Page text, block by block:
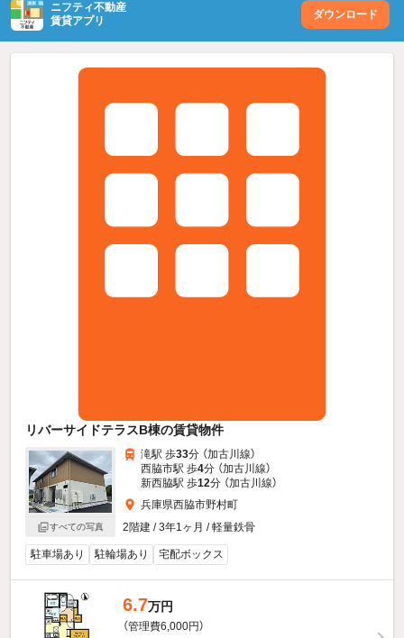
ニフティ不動産
賃貸アプリ
ダウンロード
リバーサイドテラスB棟の賃貸物件
すべての写真
滝駅 歩33分 （加古川線）
西脇市駅 歩4分 （加古川線）
新西脇駅 歩12分 （加古川線）
兵庫県西脇市野村町
2階建 / 3年1ヶ月 / 軽量鉄骨
駐車場あり 駐輪場あり 宅配ボックス
6.7万円
（管理費6,000円）